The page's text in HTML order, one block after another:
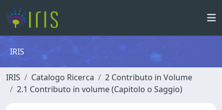
IRIS
IRIS Catalogo Ricerca
2 Contributo in Volume
2.1 Contributo in volume (Capitolo o Saggio)